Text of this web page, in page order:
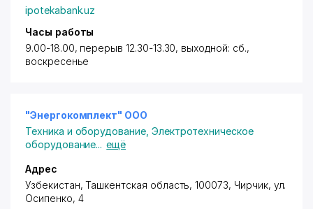
ipotekabank.uz
Часы работы
9.00-18.00, перерыв 12.30-13.30, выходной: сб.,
воскресенье
"Энергокомплект" ООО
Техника и оборудование, Электротехническое
оборудование... ещё
Адрес
Узбекистан, Ташкентская область, 100073, Чирчик, ул.
Осипенко, 4